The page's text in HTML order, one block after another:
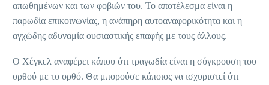
απωθημένων και των φοβιών του. Το αποτέλεσμα είναι η
παρωδία επικοινωνίας, η ανάπηρη αυτοαναφορικότητα και η
αγχώδης αδυναμία ουσιαστικής επαφής με τους άλλους.
Ο Χέγκελ αναφέρει κάπου ότι τραγωδία είναι η σύγκρουση του
ορθού με το ορθό. Θα μπορούσε κάποιος να ισχυριστεί ότι